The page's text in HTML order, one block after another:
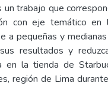
trabajo que
con eje temático
a pequeñas y
resultados y
en la tienda de
región de Lima